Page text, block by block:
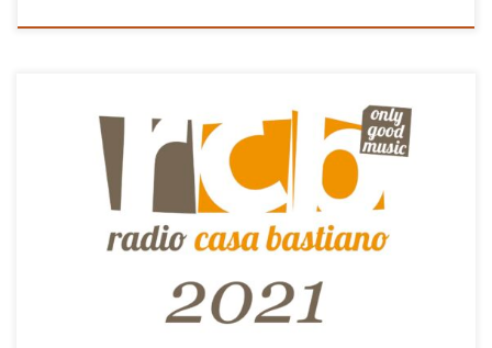
Una delle cose che mi ha sempre incuriosito prima in iTunes
adesso in Musica è la possibilità di creare delle playlist
automatiche mettendo delle regole in modo tale da ottenere
delle liste di canzoni filtrate secondo alcuni criteri. La playlist delle
25 canzoni più ascoltate nel 2021 è ottenuta proprio […]